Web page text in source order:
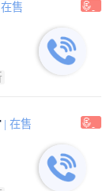
售
| 在售